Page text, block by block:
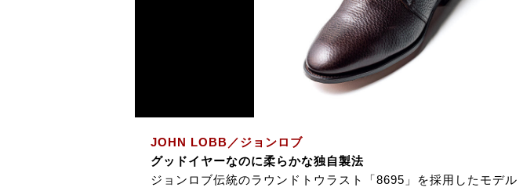
JOHN LOBB／ジョンロブ
グッドイヤーなのに柔らかな独自製法
ジョンロブ伝統のラウンドトウラスト「8695」を採用したモデル